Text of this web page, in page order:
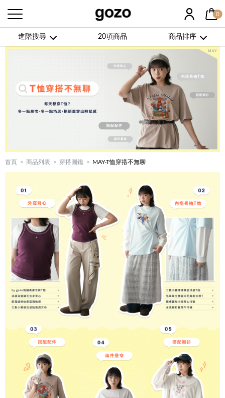
0
首頁 商品列表 穿搭圖鑑 MAY-T恤穿搭不無聊
進階搜尋 20項商品 商品排序